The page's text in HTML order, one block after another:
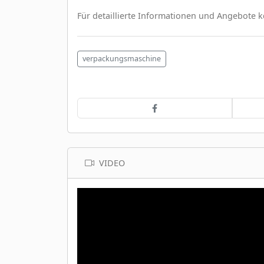
Für detaillierte Informationen und Angebote
verpackungsmaschine
VIDEO